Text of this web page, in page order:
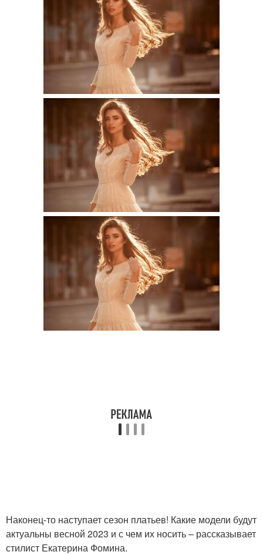
Наконец-то наступает сезон платьев! Какие модели будут
актуальны весной 2023 и с чем их носить – рассказывает
стилист Екатерина Фомина.